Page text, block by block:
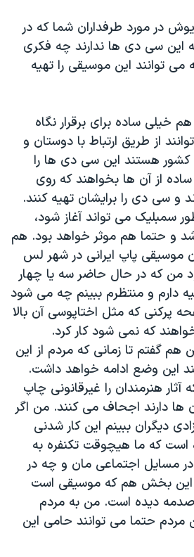
در مورد طرفداران شما که در
این سی دی ها ندارند چه فکری
می توانند این موسیقی را تهیه
خیلی ساده برای برقرار نگاه
از طریق ارتباط با دوستان و
کشور هستند این سی دی ها را
از آن ها بخواهند که روی
و سی دی را برایشان تهیه کنند.
سمبلیک می تواند آغاز شود،
و حتما هم موثر خواهد بود. هم
موسیقی پاپ ایرانی در شهر لس
من که در حال حاضر سه یا چهار
دارم و منتظرم ببینم چه می شود
پرکنی که مثل اختاپوسی آن بالا
که نمی شود کار کرد.
هم گفتم تا زمانی که مردم از این
این وضع ادامه خواهد داشت.
هنرمندان را غیرقانونی چاپ
ها دارند اجحاف می کنند. من اگر
دیگران ببینم این کار شدنی
است که ما هیچوقت تکنفره به
مسایل اجتماعی مان و چه در
بخش هم که موسیقی است
دیده است. من به مردم
مردم حتما می توانند حامی این